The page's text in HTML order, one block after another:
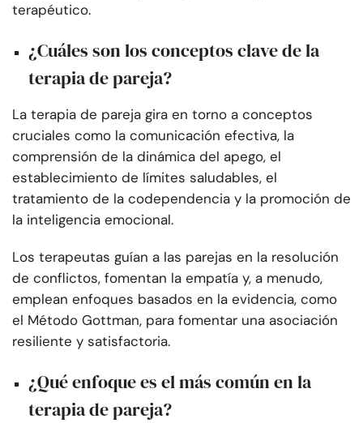
terapéutico.
¿Cuáles son los conceptos clave de la
terapia de pareja?
La terapia de pareja gira en torno a conceptos
cruciales como la comunicación efectiva, la
comprensión de la dinámica del apego, el
establecimiento de límites saludables, el
tratamiento de la codependencia y la promoción de
la inteligencia emocional.
Los terapeutas guían a las parejas en la resolución
de conflictos, fomentan la empatía y, a menudo,
emplean enfoques basados en la evidencia, como
el Método Gottman, para fomentar una asociación
resiliente y satisfactoria.
¿Qué enfoque es el más común en la
terapia de pareja?